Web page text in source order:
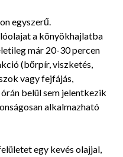
egyszerű.
a könyökhajlatba
már 20-30 percen
(bőrpír, viszketés,
vagy fejfájás,
belül sem jelentkezik
alkalmazható
egy kevés olajjal,